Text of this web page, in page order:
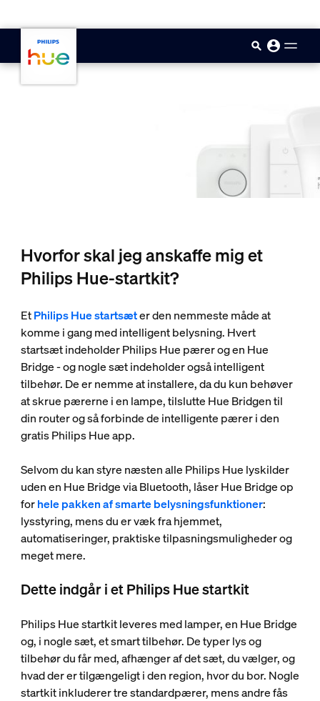
Hvorfor skal jeg anskaffe mig et
Philips Hue-startkit?
EtPhilips Hue startsæter den nemmeste måde at
komme i gang med intelligent belysning. Hvert
startsæt indeholder Philips Hue pærer og en Hue
Bridge - og nogle sæt indeholder også intelligent
tilbehør. De er nemme at installere, da du kun behøver
at skrue pærerne i en lampe, tilslutte Hue Bridgen til
din router og så forbinde de intelligente pærer i den
gratis Philips Hue app.
Selvom du kan styre næsten alle Philips Hue lyskilder
uden en Hue Bridge via Bluetooth, låser Hue Bridge op
forhele pakken af smarte belysningsfunktioner:
lysstyring, mens du er væk fra hjemmet,
automatiseringer, praktiske tilpasningsmuligheder og
meget mere.
Dette indgår i et Philips Hue startkit
Philips Hue startkit leveres med lamper, en Hue Bridge
og, i nogle sæt, et smart tilbehør. De typer lys og
tilbehør du får med, afhænger af det sæt, du vælger, og
hvad der er tilgængeligt i den region, hvor du bor. Nogle
startkit inkluderer tre standardpærer, mens andre fås